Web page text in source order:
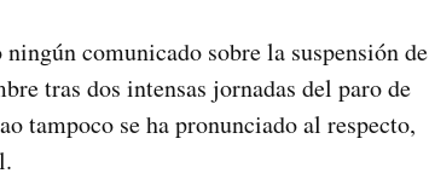
comunicado sobre la suspensión de
tras dos intensas jornadas del paro de
tampoco se ha pronunciado al respecto,